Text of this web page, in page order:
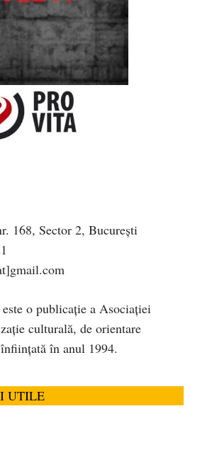
168, Sector 2, București
o publicaţie a Asociaţiei
culturală, de orientare
în anul 1994.
UTILE